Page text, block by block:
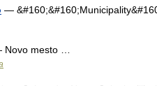
—
mesto …